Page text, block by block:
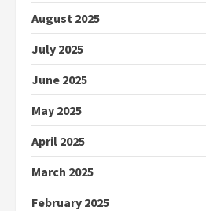
August 2025
July 2025
June 2025
May 2025
April 2025
March 2025
February 2025